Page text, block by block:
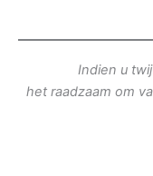
Indien u
het raadzaam om